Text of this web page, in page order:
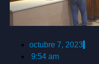
octubre 7, 2023
9:54 am